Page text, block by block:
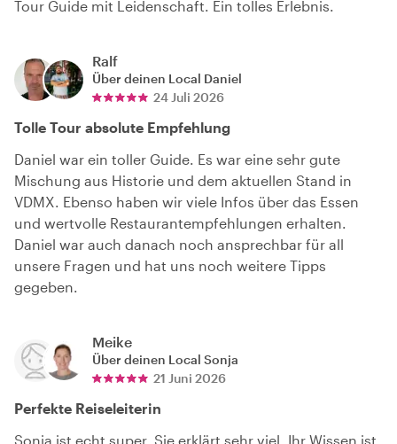
Tour Guide mit Leidenschaft. Ein tolles Erlebnis.
Ralf
Über deinen Local Daniel
24 Juli 2026
Tolle Tour absolute Empfehlung
Daniel war ein toller Guide. Es war eine sehr gute
Mischung aus Historie und dem aktuellen Stand in
VDMX. Ebenso haben wir viele Infos über das Essen
und wertvolle Restaurantempfehlungen erhalten.
Daniel war auch danach noch ansprechbar für all
unsere Fragen und hat uns noch weitere Tipps
gegeben.
Meike
Über deinen Local Sonja
21 Juni 2026
Perfekte Reiseleiterin
Sonja ist echt super. Sie erklärt sehr viel. Ihr Wissen ist